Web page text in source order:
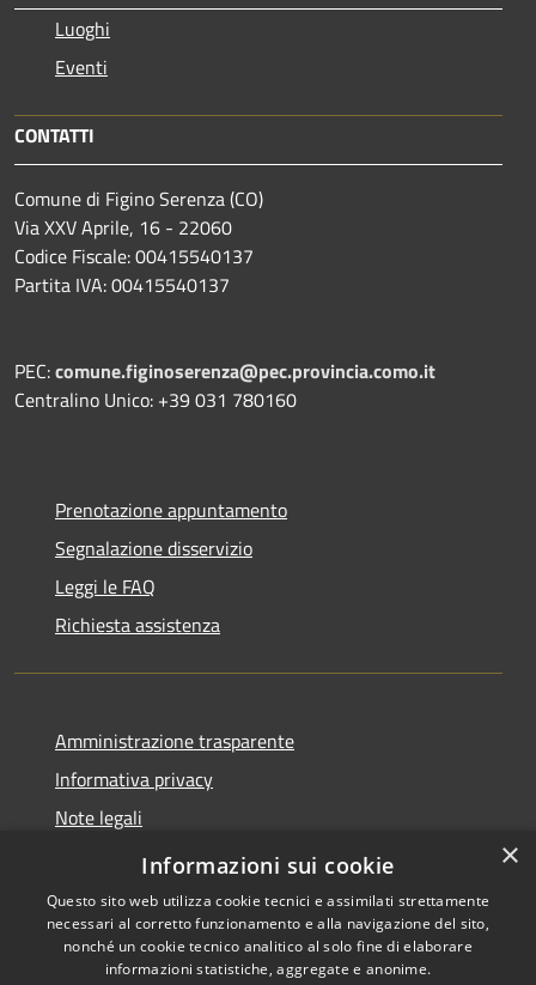
Luoghi
Eventi
CONTATTI
Comune di Figino Serenza (CO)
Via XXV Aprile, 16 - 22060
Codice Fiscale: 00415540137
Partita IVA: 00415540137
PEC:comune.figinoserenza@pec.provincia.como.it
Centralino Unico: +39 031 780160
Prenotazione appuntamento
Segnalazione disservizio
Leggi le FAQ
Richiesta assistenza
Amministrazione trasparente
Informativa privacy
Note legali
Dichiarazione di accessibilità
Copyright © 2026 • Comune di
×
Informazioni sui cookie
Questo sito web utilizza cookie tecnici e assimilati strettamente
necessari al corretto funzionamento e alla navigazione del sito,
nonché un cookie tecnico analitico al solo fine di elaborare
informazioni statistiche, aggregate e anonime.